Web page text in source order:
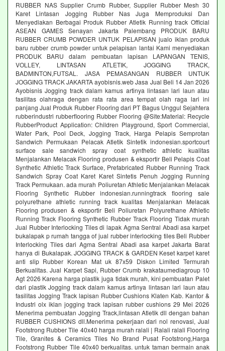
RUBBER NAS Supplier Crumb Rubber, Supplier Rubber Mesh 30
Karet Lintasan Jogging Rubber Nas Juga Memproduksi Dan
Menyediakan Berbagai Produk Rubber Atletik Running track Official
ASEAN GAMES Senayan Jakarta Palembang PRODUK BARU
RUBBER CRUMB POWDER UNTUK PELAPISAN jualo iklan produk
baru rubber crumb powder untuk pelapisan lantai Kami menyediakan
PRODUK BARU dalam pembuatan lapisan LAPANGAN TENIS,
VOLLEY, LINTASAN ATLETIK, JOGGING TRACK,
BADMINTON,FUTSAL. JASA PEMASANGAN RUBBER UNTUK
JOGGING TRACK JAKARTA ayobisnis.web Jasa Jual Beli 14 Jan 2026
Ayobisnis Jogging track dalam kamus artinya lintasan lari laun atau
fasilitas olahraga dengan rata rata area tempat olah raga lari ini
panjang Jual Produk Rubber Flooring dari PT Bagus Unggul Sejahtera
rubberindustri rubberflooring Rubber Flooring @Site:Material: Recycle
RubberProduct Application: Children Playground, Sport Commercial,
Water Park, Pool Deck, Jogging Track, Harga Pelapis Semprotan
Sandwich Permukaan Pelacak Atletik Sintetik indonesian.sportcourt
surface sale sandwich spray coat synthetic athletic kualitas
Menjalankan Melacak Flooring produsen & eksportir Beli Pelapis Coat
Synthetic Athletic Track Surface, Prefabricated Rubber Running Track
Sandwich Spray Coat Karet Karet Sintetis Penuh Jogging Running
Track Permukaan. ada murah Poliuretan Athletic Menjalankan Melacak
Flooring Synthetic Rubber indonesian.runningtrack flooring sale
polyurethane athletic running track kualitas Menjalankan Melacak
Flooring produsen & eksportir Beli Poliuretan Polyurethane Athletic
Running Track Flooring Synthetic Rubber Track Flooring Tidak murah
Jual Rubber Interlocking Tiles di lapak Agma Sentral Abadi asa karpet
bukalapak p rumah tangga of jual rubber interlocking tiles Beli Rubber
Interlocking Tiles dari Agma Sentral Abadi asa karpet Jakarta Barat
hanya di Bukalapak. JOGGING TRACK & GARDEN Keset karpet karet
anti slip Rubber Korean Mat uk 87x59 Diskon Limited Termurah
Berkualitas. Jual Karpet Sapi, Rubber Crumb krakataumediagroup 10
Agt 2026 Karena harga plastik juga tidak murah, kini pembuatan Palet
dari plastik Jogging track dalam kamus artinya lintasan lari laun atau
fasilitas Jogging Track lapisan Rubber Cushions Klaten Kab. Kantor &
Industri olx iklan jogging track lapisan rubber cushions 29 Mei 2026
Menerima pembuatan Jogging Track,lintasan Atletik dll dengan bahan
RUBBER CUSHIONS dll.Menerima pekerjaan dari nol renovasi, Jual
Footstrong Rubber Tile 40x40 harga murah ralali | Ralali ralali Flooring
Tile, Granites & Ceramics Tiles No Brand Pusat Footstrong,Harga
Footstrong Rubber Tile 40x40 berkualitas. untuk taman bermain anak